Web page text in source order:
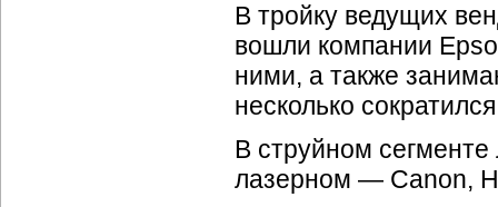
В тройку ведущих
вошли компании
ними, а также
несколько
В струйном
лазерном — Canon,